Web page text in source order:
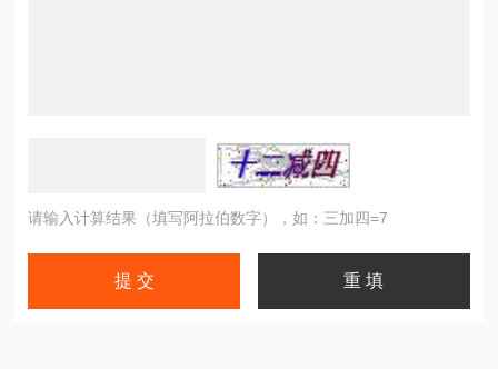
请输入计算结果（填写阿拉伯数字），如：三加四=7